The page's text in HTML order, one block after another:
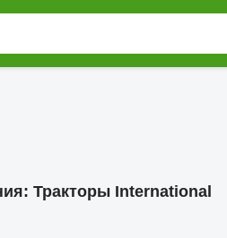
Тракторы International